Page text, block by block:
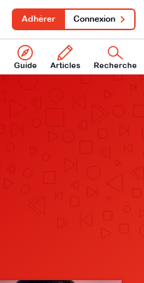
Guide Articles Recherche
Adhérer Connexion